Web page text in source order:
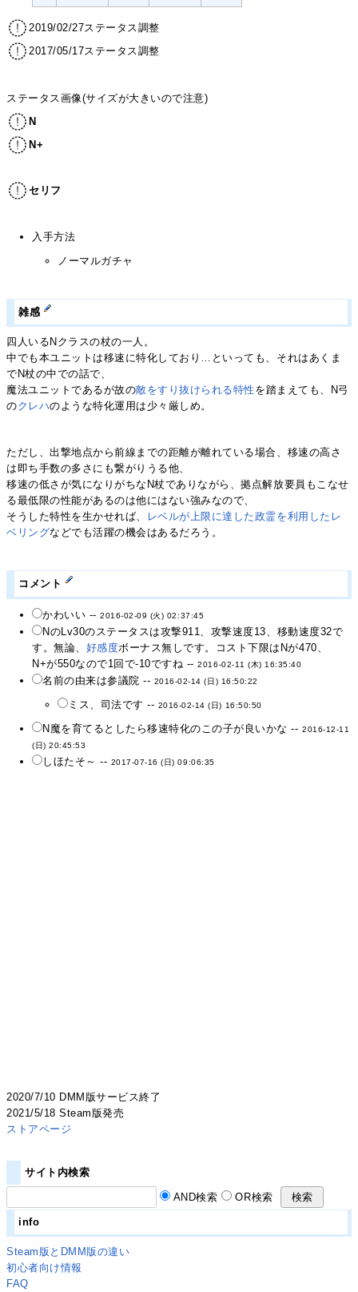
2019/02/27ステータス調整
2017/05/17ステータス調整
ステータス画像(サイズが大きいので注意)
N
N+
セリフ
入手方法
ノーマルガチャ
雑感
四人いるNクラスの杖の一人。
中でも本ユニットは移速に特化しており…といっても、それはあくま
でN杖の中での話で、
魔法ユニットであるが故の敵をすり抜けられる特性 を踏まえても、N弓
のクレハのような特化運用は少々厳しめ。
ただし、出撃地点から前線までの距離が離れている場合、移速の高さ
は即ち手数の多さにも繋がりうる他、
移速の低さが気になりがちなN杖でありながら、拠点解放要員もこなせ
る最低限の性能があるのは他にはない強みなので、
そうした特性を生かせれば、
レベルが上限に達した政霊を利用したレ
ベリングなどでも活躍の機会はあるだろう。
コメント
かわいい --2016-02-09 (火) 02:37:45
NのLv30のステータスは攻撃911、攻撃速度13、移動速度32で
す。無論、 好感度ボーナス無しです。コスト下限はNが470、
N+が550なので1回で-10ですね --2016-02-11 (木) 16:35:40
名前の由来は参議院 -- 2016-02-14 (日) 16:50:22
ミス、司法です -- 2016-02-14 (日) 16:50:50
N魔を育てるとしたら移速特化のこの子が良いかな --2016-12-11
(日) 20:45:53
しほたそ～ -- 2017-07-16 (日) 09:06:35
2020/7/10 DMM版サービス終了
2021/5/18 Steam版発売
ストアページ
サイト内検索
AND検索 OR検索
info
Steam版とDMM版の違い
初心者向け情報
FAQ